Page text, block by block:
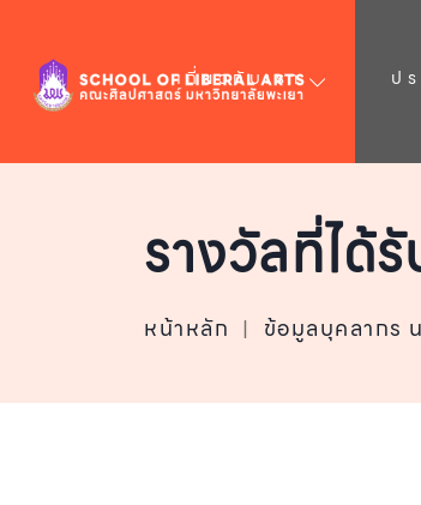
เกี่ยวกับเรา ป
รางวัลที่ได้
หน้าหลัก | ข้อมูลบุคลากร